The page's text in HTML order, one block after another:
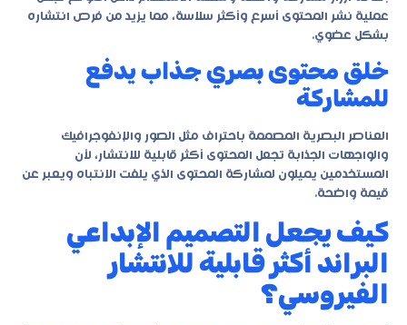
عملية نشر المحتوى أسرع وأكثر سلاسة، مما يزيد من فرص انتشاره
بشكل عضوي.
خلق محتوى بصري جذاب يدفع
للمشاركة
العناصر البصرية المصممة باحتراف مثل الصور والإنفوجرافيك
والواجهات الجذابة تجعل المحتوى أكثر قابلية للانتشار، لأن
المستخدمين يميلون لمشاركة المحتوى الذي يلفت الانتباه ويعبر عن
قيمة واضحة.
كيف يجعل التصميم الإبداعي
البراند أكثر قابلية للانتشار
الفيروسي؟